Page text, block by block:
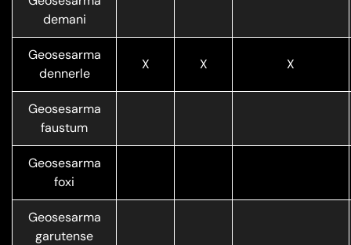
demani
Geosesarma
dennerle
X X X
Geosesarma
faustum
Geosesarma
foxi
Geosesarma
garutense